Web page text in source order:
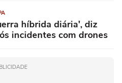
híbrida diária', diz
incidentes com drones